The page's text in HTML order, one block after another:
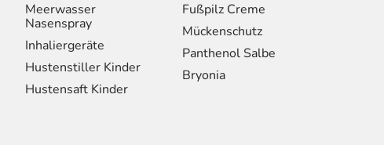
Meerwasser
Nasenspray
Inhaliergeräte
Hustenstiller Kinder
Hustensaft Kinder
Fußpilz Creme
Mückenschutz
Panthenol Salbe
Bryonia